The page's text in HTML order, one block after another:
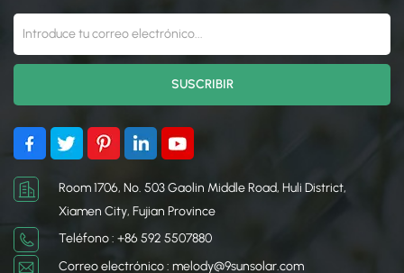
garantizan que su sistema
estable y eficiente a largo
estable y eficiente a largo
Room 1706, No. 503 Gaolin Middle Road, Huli District,
Xiamen City, Fujian Province
Teléfono : +86 592 5507880
Correo electrónico : melody@9sunsolar.com